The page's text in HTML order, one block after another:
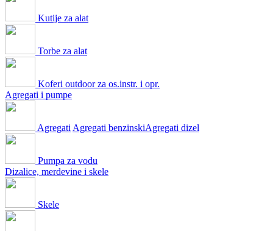
Kutije za alat
Torbe za alat
Koferi outdoor za os.instr. i opr.
Agregati i pumpe
Agregati Agregati benzinskiAgregati dizel
Pumpa za vodu
Dizalice, merdevine i skele
Skele